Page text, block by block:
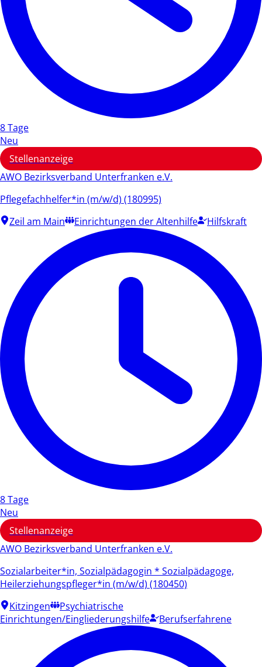
8 Tage
Neu
Stellenanzeige
AWO Bezirksverband Unterfranken e.V.
Pflegefachhelfer*in (m/w/d) (180995)
Zeil am Main
Einrichtungen der Altenhilfe Hilfskraft
8 Tage
Neu
Stellenanzeige
AWO Bezirksverband Unterfranken e.V.
Sozialarbeiter*in, Sozialpädagogin * Sozialpädagoge,
Heilerziehungspfleger*in (m/w/d) (180450)
Kitzingen
Psychiatrische
Einrichtungen/Eingliederungshilfe
Berufserfahrene